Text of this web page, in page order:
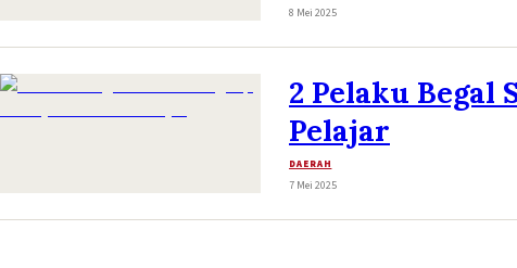
8 Mei 2025
2 Pelaku Begal
Pelajar
DAERAH
7 Mei 2025